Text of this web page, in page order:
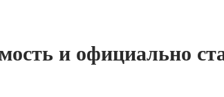
и официально